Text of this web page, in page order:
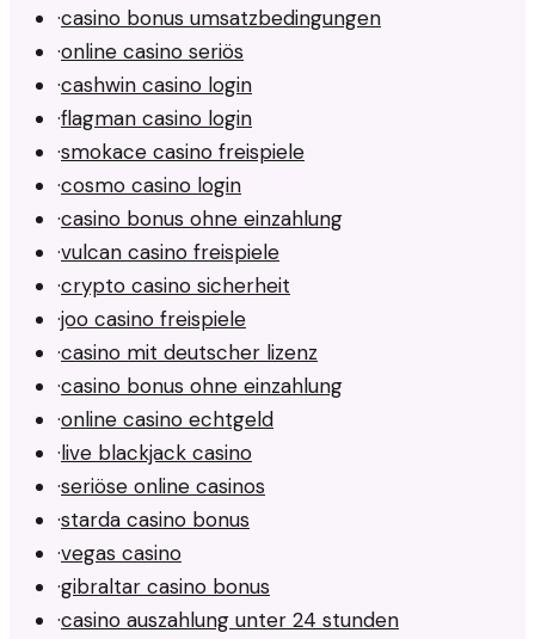
·casino bonus umsatzbedingungen
·online casino seriös
·cashwin casino login
·flagman casino login
·smokace casino freispiele
·cosmo casino login
·casino bonus ohne einzahlung
·vulcan casino freispiele
·crypto casino sicherheit
·joo casino freispiele
·casino mit deutscher lizenz
·casino bonus ohne einzahlung
·online casino echtgeld
·live blackjack casino
·seriöse online casinos
·starda casino bonus
·vegas casino
·gibraltar casino bonus
·casino auszahlung unter 24 stunden